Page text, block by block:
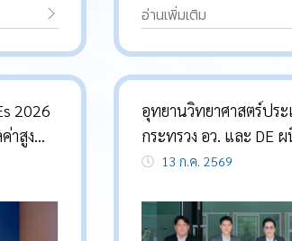
อ่านเพิ่มเติม
2026
าสูง
อุทยานวิทยาศาสตร์ปร
กระทรวง อว. และ DE
งาน เปิด TSP Scale X Landing
ตาร์ตอัปไทยและต่างชา
13 ก.ค. 2569